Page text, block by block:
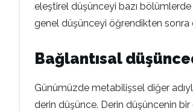
eleştirel düşünceyi bazı
genel düşünceyi öğrendikten sonra
Bağlantısal
Günümüzde metabilişsel diğer
derin düşünce. Derin düşüncenin